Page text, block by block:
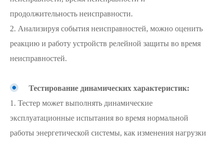
продолжительность неисправности.
2. Анализируя события неисправностей, можно оценить
реакцию и работу устройств релейной защиты во время
неисправностей.
Тестирование динамических характеристик:
1. Тестер может выполнять динамические
эксплуатационные испытания во время нормальной
работы энергетической системы, как изменения нагрузки